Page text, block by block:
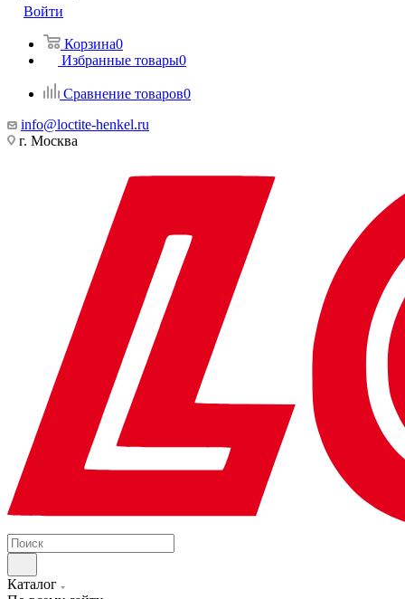
Войти
Корзина0
Избранные товары0
Сравнение товаров0
info@loctite-henkel.ru
г. Москва
Каталог